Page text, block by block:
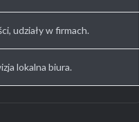
udziały w firmach.
lokalna biura.